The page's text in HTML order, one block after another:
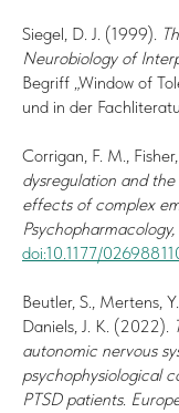
Siegel, D. J. (1999).
Neurobiology of
Begriff „Window of
und in der
Corrigan, F. M.,
dysregulation and
effects of complex
doi:10.1177/
Beutler, S., Mertens,
Daniels, J. K. (2022).
autonomic nervous
psychophysiological
PTSD patients.